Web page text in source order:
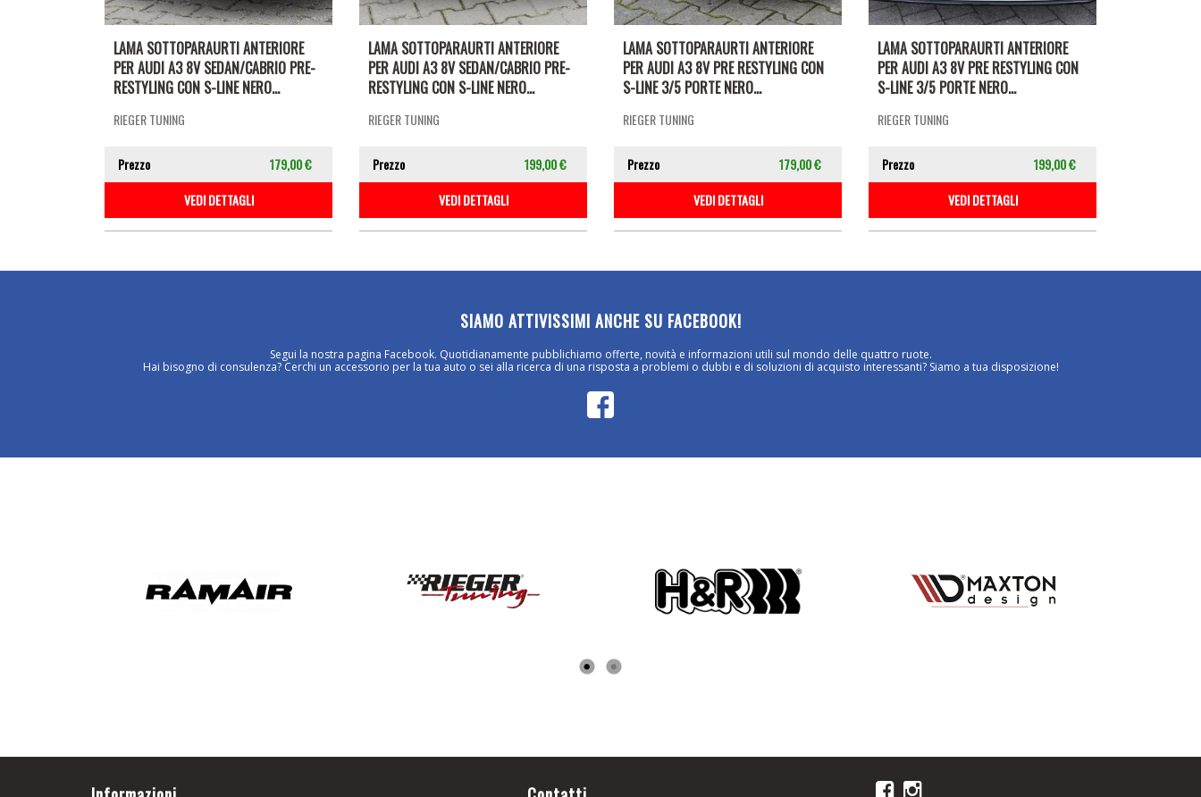
LAMA SOTTOPARAURTI ANTERIORE
PER AUDI A3 8V SEDAN/CABRIO PRE-
RESTYLING CON S-LINE NERO...
RIEGER TUNING
Prezzo
179,00 €
VEDI DETTAGLI
LAMA SOTTOPARAURTI ANTERIORE
PER AUDI A3 8V SEDAN/CABRIO PRE-
RESTYLING CON S-LINE NERO...
RIEGER TUNING
Prezzo
199,00 €
VEDI DETTAGLI
LAMA SOTTOPARAURTI ANTERIORE
PER AUDI A3 8V PRE RESTYLING CON
S-LINE 3/5 PORTE NERO...
RIEGER TUNING
Prezzo
179,00 €
VEDI DETTAGLI
LAMA SOTTOPARAURTI ANTERIORE
PER AUDI A3 8V PRE RESTYLING CON
S-LINE 3/5 PORTE NERO...
RIEGER TUNING
Prezzo
199,00 €
VEDI DETTAGLI
SIAMO ATTIVISSIMI ANCHE SU FACEBOOK!
Segui la nostra pagina Facebook. Quotidianamente pubblichiamo offerte, novità e informazioni utili sul mondo delle quattro ruote.
Hai bisogno di consulenza? Cerchi un accessorio per la tua auto o sei alla ricerca di una risposta a problemi o dubbi e di soluzioni di acquisto interessanti? Siamo a tua disposizione!